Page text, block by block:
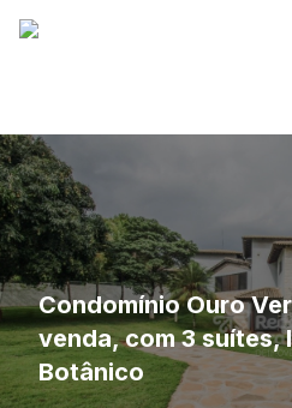
Condomínio Ouro
venda, com 3 suítes,
Botânico